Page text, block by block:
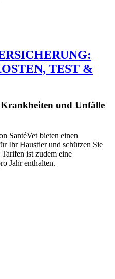
TEST &
und Unfälle
SantéVet bieten einen
Ihr Haustier und schützen Sie
ist zudem eine
Jahr enthalten.